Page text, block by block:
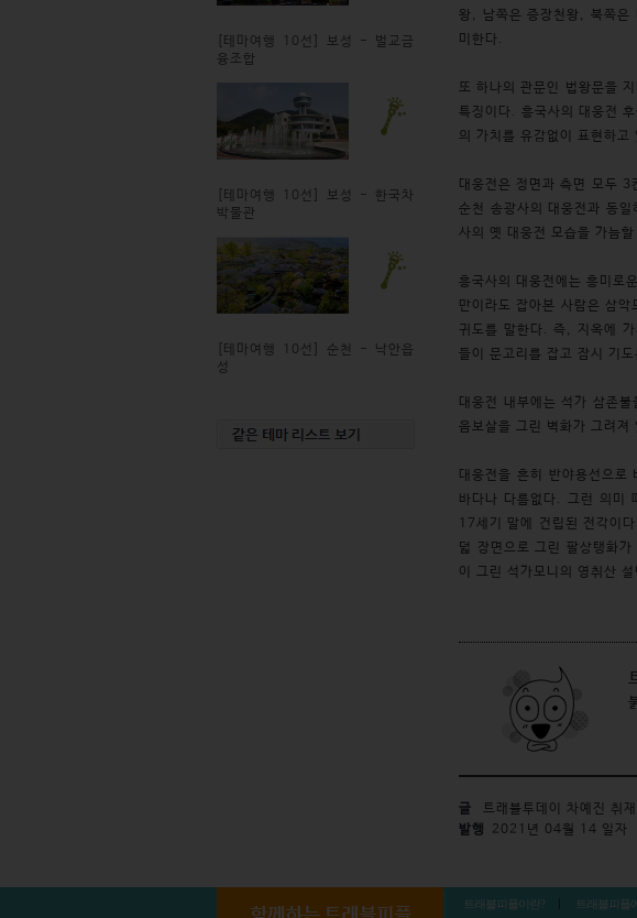
[테마여행 10선] 보성 - 벌교금
융조합
[테마여행 10선] 보성 - 한국차
박물관
[테마여행 10선] 순천 - 낙안읍
성
왕, 남쪽은 증장천왕, 북쪽은
미한다.
또 하나의 관문인 법왕문을
특징이다. 흥국사의 대웅전
의 가치를 유감없이 표현하고
대웅전은 정면과 측면 모두
순천 송광사의 대웅전과 동
사의 옛 대웅전 모습을 가늠
흥국사의 대웅전에는 흥미로
만이라도 잡아본 사람은 삼
귀도를 말한다. 즉, 지옥에
들이 문고리를 잡고 잠시 기
대웅전 내부에는 석가 삼존
음보살을 그린 벽화가 그려
대웅전을 흔히 반야용선으
바다나 다름없다. 그런 의미
17세기 말에 건립된 전각이
덟 장면으로 그린 팔상탱화
이 그린 석가모니의 영취산
글
트래블투데이 차예진 취
발행
2021년 04월 14 일자
트래블피플이란? 트래블피플